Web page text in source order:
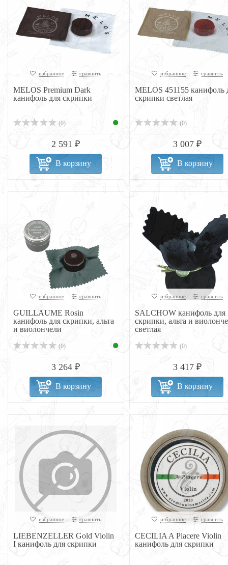
избранное сравнить
MELOS Premium Dark
канифоль для скрипки
(0)
2 591 ₽
В корзину
избранное сравнить
MELOS 451155 канифоль
скрипки светлая
(0)
3 007 ₽
В корзину
избранное сравнить
GUILLAUME Rosin
канифоль для скрипки, альта
и виолончели
(0)
3 264 ₽
В корзину
избранное сравнить
SALCHOW канифоль для
скрипки, альта и
светлая
(0)
3 417 ₽
В корзину
избранное сравнить
LIEBENZELLER Gold Violin
I канифоль для скрипки
избранное сравнить
CECILIA A Piacere Violin
канифоль для скрипки